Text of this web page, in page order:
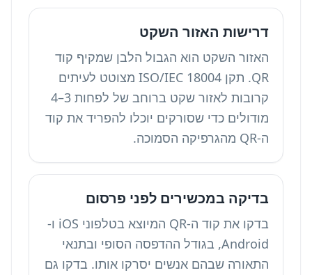
דרישות האזור השקט
האזור השקט הוא הגבול הלבן שמקיף קוד
QR. תקן ISO/IEC 18004 מצוטט לעיתים
קרובות לאזור שקט ברוחב של לפחות 3–4
מודולים כדי שסורקים יוכלו להפריד את קוד
ה-QR מהגרפיקה הסמוכה.
בדיקה במכשירים לפני פרסום
בדקו את קוד ה-QR המיוצא בטלפוני iOS ו-
Android, בגודל ההדפסה הסופי ובתנאי
התאורה שבהם אנשים יסרקו אותו. בדקו גם